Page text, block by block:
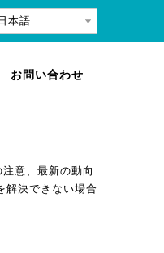
本語
お問い合わせ
意、最新の動向
解決できない場合